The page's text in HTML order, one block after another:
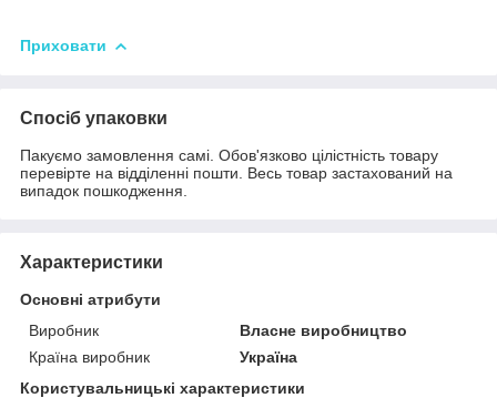
Приховати
Спосіб упаковки
Пакуємо замовлення самі. Обов'язково цілістність товару
перевірте на відділенні пошти. Весь товар застахований на
випадок пошкодження.
Характеристики
Основні атрибути
Виробник
Власне виробництво
Країна виробник
Україна
Користувальницькі характеристики